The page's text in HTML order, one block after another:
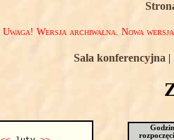
Uwaga! Wersja archiwalna. Nowa
Sala konferencyjna |